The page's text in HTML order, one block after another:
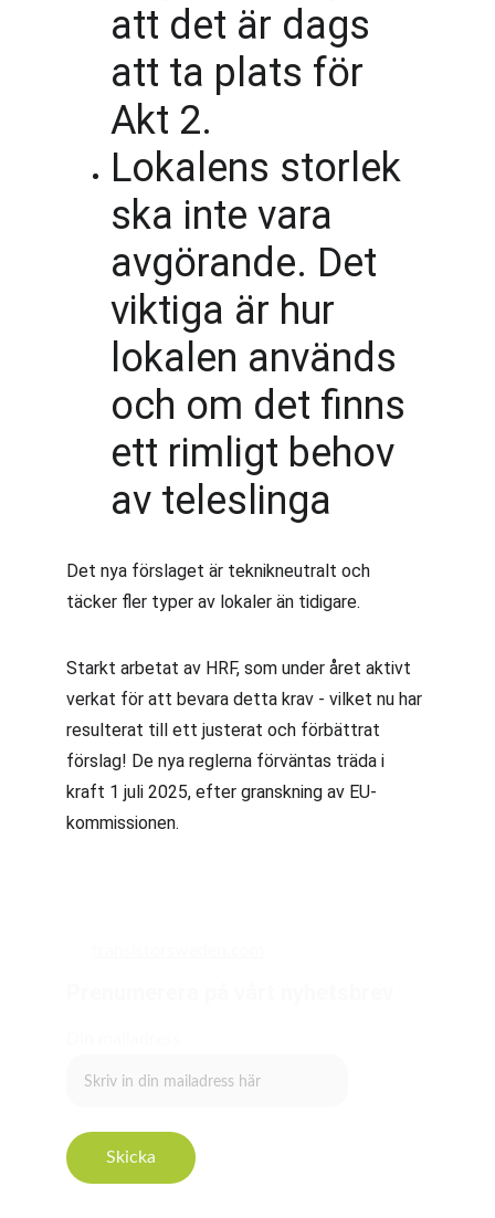
att det är dags
att ta plats för
Akt 2.
Lokalens storlek
ska inte vara
avgörande. Det
viktiga är hur
lokalen används
och om det finns
ett rimligt behov
av teleslinga
Det nya förslaget är teknikneutralt och
täcker fler typer av lokaler än tidigare.
Starkt arbetat av HRF, som under året aktivt
verkat för att bevara detta krav - vilket nu har
resulterat till ett justerat och förbättrat
förslag! De nya reglerna förväntas träda i
kraft 1 juli 2025, efter granskning av EU-
kommissionen.
Skicka